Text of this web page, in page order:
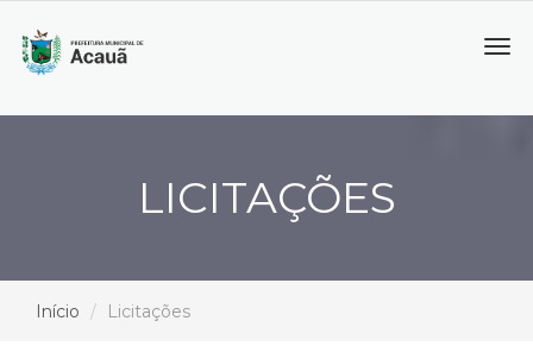
LICITAÇÕES
Início Licitações